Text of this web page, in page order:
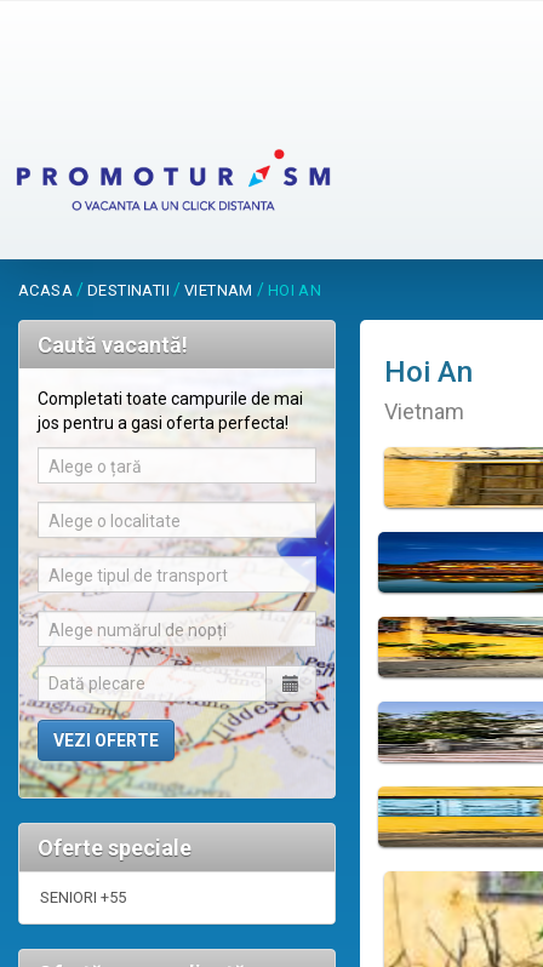
ACASA / DESTINATII / VIETNAM / HOI AN
Caută vacantă!
Completati toate campurile de mai
jos pentru a gasi oferta perfecta!
Alege o țară
Alege o localitate
Alege tipul de transport
Alege numărul de nopți
Oferte speciale
SENIORI +55
Hoi An
Vietnam